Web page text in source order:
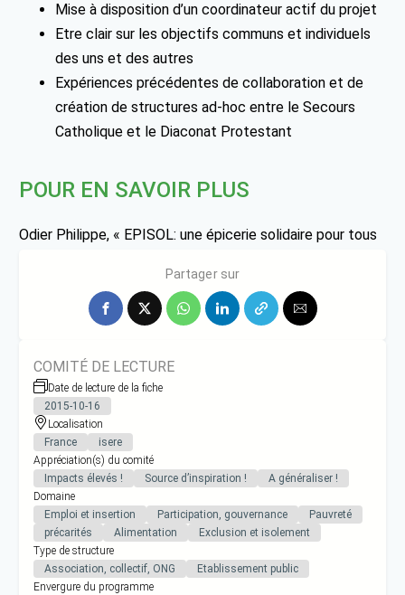
Mise à disposition d’un coordinateur actif du projet
Etre clair sur les objectifs communs et individuels
des uns et des autres
Expériences précédentes de collaboration et de
création de structures ad-hoc entre le Secours
Catholique et le Diaconat Protestant
POUR EN SAVOIR PLUS
Odier Philippe, « EPISOL: une épicerie solidaire pour tous
Partager sur
COMITÉ DE LECTURE
Date de lecture de la fiche
2015-10-16
Localisation
France
isere
Appréciation(s) du comité
Impacts élevés !
Source d’inspiration !
A généraliser !
Domaine
Emploi et insertion
Participation, gouvernance
Pauvreté
précarités
Alimentation
Exclusion et isolement
Type de structure
Association, collectif, ONG
Etablissement public
Envergure du programme